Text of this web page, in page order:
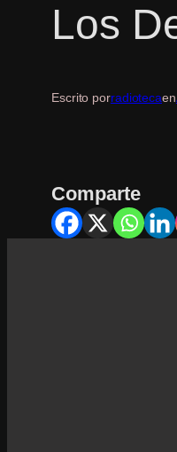
Los
Escrito porradiotecaen
Comparte